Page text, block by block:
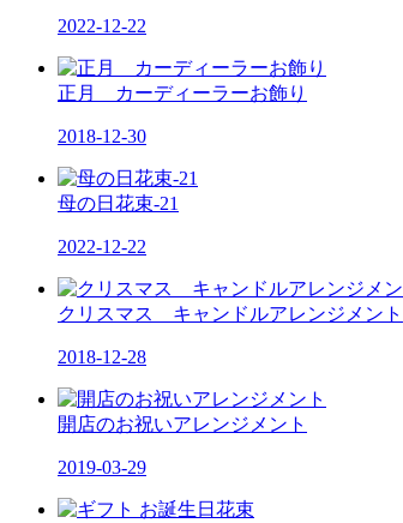
2022-12-22
正月 カーディーラーお飾り
2018-12-30
母の日花束-21
2022-12-22
クリスマス キャンドルアレンジメント
2018-12-28
開店のお祝いアレンジメント
2019-03-29